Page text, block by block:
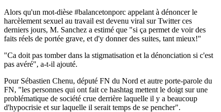
Alors qu'un mot-dièse #balancetonporc appelant à dénoncer le
harcèlement sexuel au travail est devenu viral sur Twitter ces
derniers jours, M. Sanchez a estimé que "si ça permet de voir des
faits réels de portée grave, et d'y donner des suites, tant mieux!"
"Ca doit pas tomber dans la stigmatisation et la dénonciation si c'est
pas avéré", a-t-il ajouté.
Pour Sébastien Chenu, député FN du Nord et autre porte-parole du
FN, "les personnes qui ont fait ce hashtag mettent le doigt sur une
problématique de société crue derrière laquelle il y a beaucoup
d'hypocrisie et sur laquelle il serait temps de se pencher".